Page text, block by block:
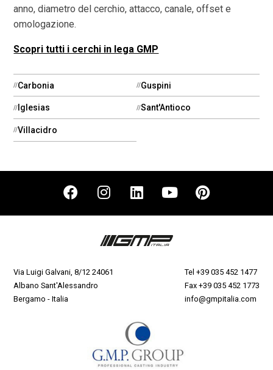
anno, diametro del cerchio, attacco, canale, offset e
omologazione.
Scopri tutti i cerchi in lega GMP
Carbonia Guspini
Iglesias Sant'Antioco
Villacidro
Via Luigi Galvani, 8/12 24061
Albano Sant'Alessandro
Bergamo - Italia
Tel +39 035 452 1477
Fax +39 035 452 1773
info@gmpitalia.com